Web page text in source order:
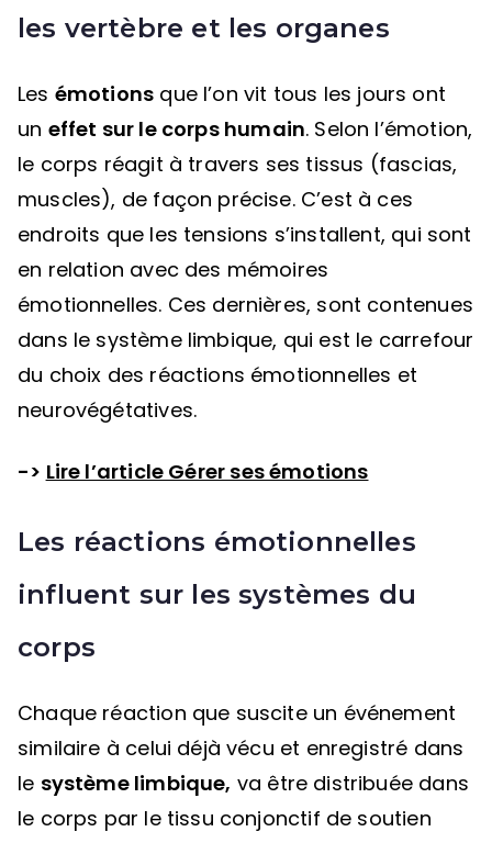
les vertèbre et les organes
Les émotions que l’on vit tous les jours ont
un effet sur le corps humain. Selon l’émotion,
le corps réagit à travers ses tissus (fascias,
muscles), de façon précise. C’est à ces
endroits que les tensions s’installent, qui sont
en relation avec des mémoires
émotionnelles. Ces dernières, sont contenues
dans le système limbique, qui est le carrefour
du choix des réactions émotionnelles et
neurovégétatives.
-> Lire l’article Gérer ses émotions
Les réactions émotionnelles
influent sur les systèmes du
corps
Chaque réaction que suscite un événement
similaire à celui déjà vécu et enregistré dans
le système limbique, va être distribuée dans
le corps par le tissu conjonctif de soutien